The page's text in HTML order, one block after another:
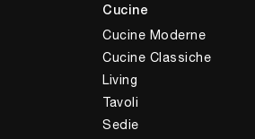
Cucine
Cucine Moderne
Cucine Classiche
Living
Tavoli
Sedie